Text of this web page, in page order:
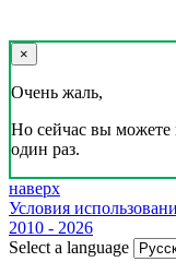
×
Очень жаль,
Но сейчас вы можете
один раз.
наверх
Условия
2010 - 2026
Select a language